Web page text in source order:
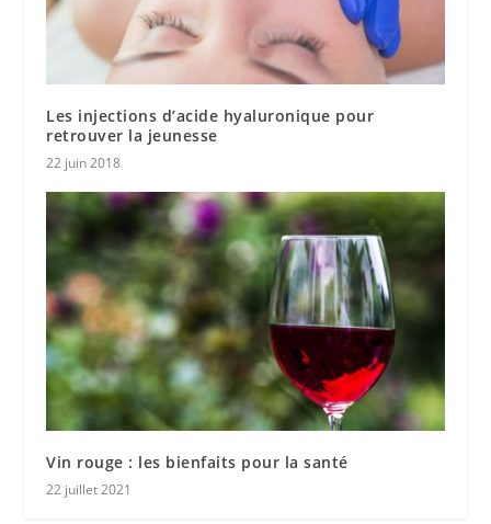
Les injections d’acide hyaluronique pour
retrouver la jeunesse
22 juin 2018
Vin rouge : les bienfaits pour la santé
22 juillet 2021